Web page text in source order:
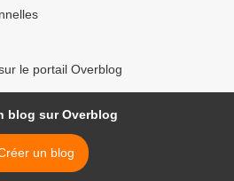
le portail Overblog
blog sur Overblog
un blog